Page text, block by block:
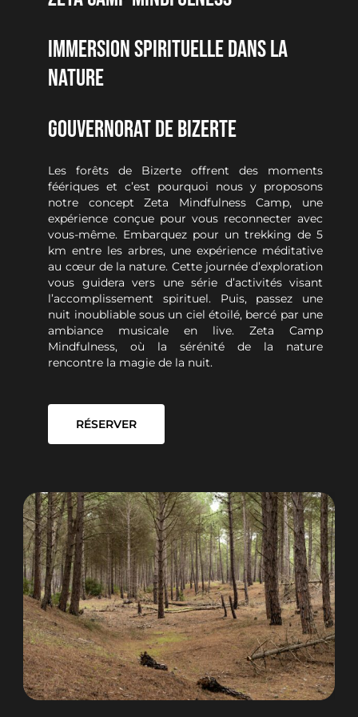
IMMERSION SPIRITUELLE DANS LA
NATURE
GOUVERNORAT DE BIZERTE
Les forêts de Bizerte offrent des moments
féériques et c’est pourquoi nous y proposons
notre concept Zeta Mindfulness Camp, une
expérience conçue pour vous reconnecter avec
vous-même. Embarquez pour un trekking de 5
km entre les arbres, une expérience méditative
au cœur de la nature. Cette journée d’exploration
vous guidera vers une série d’activités visant
l’accomplissement spirituel. Puis, passez une
nuit inoubliable sous un ciel étoilé, bercé par une
ambiance musicale en live. Zeta Camp
Mindfulness, où la sérénité de la nature
rencontre la magie de la nuit.
RÉSERVER